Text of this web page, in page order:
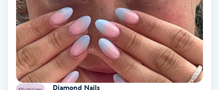
Rosacea
Rosenmetoden
Ryggmassage
Diamond Nails